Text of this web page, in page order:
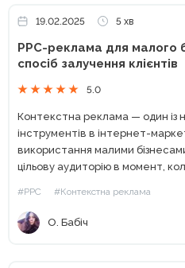
19.02.2025 5 хв
PPC-реклама для малого
спосіб залучення клієнтів
5.0
Контекстна реклама — один із
інструментів в інтернет-
використання малими
цільову аудиторію в момент,
доступний і ефективний спосіб
#PPC #Контекстна реклама
О. Бабіч